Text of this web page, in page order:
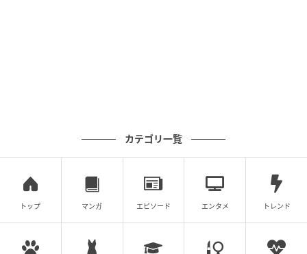
カテゴリ一覧
トップ マンガ エピソード エンタメ トレンド